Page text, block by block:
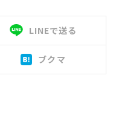
LINEで送る
ブクマ